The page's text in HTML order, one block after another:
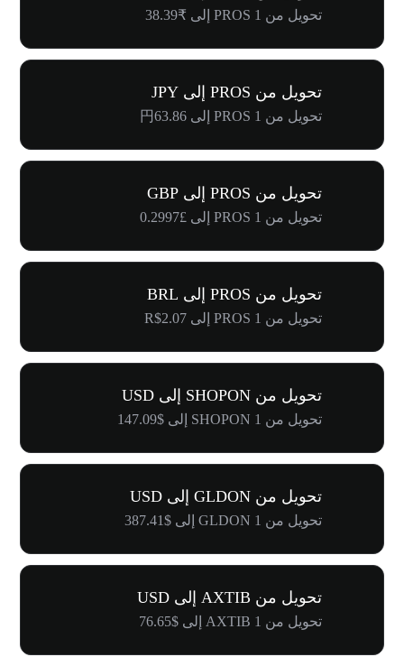
تحويل من 1 PROS إلى ₹38.39
تحويل من PROS إلى JPY
تحويل من 1 PROS إلى 円63.86
تحويل من PROS إلى GBP
تحويل من 1 PROS إلى £0.2997
تحويل من PROS إلى BRL
تحويل من 1 PROS إلى R$2.07
تحويل من SHOPON إلى USD
تحويل من 1 SHOPON إلى $147.09
تحويل من GLDON إلى USD
تحويل من 1 GLDON إلى $387.41
تحويل من AXTIB إلى USD
تحويل من 1 AXTIB إلى $76.65